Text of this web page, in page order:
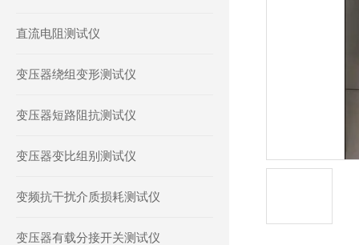
直流电阻测试仪
变压器绕组变形测试仪
变压器短路阻抗测试仪
变压器变比组别测试仪
变频抗干扰介质损耗测试仪
变压器有载分接开关测试仪